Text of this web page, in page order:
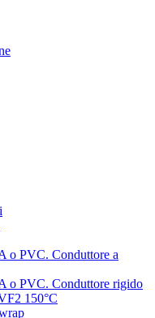
o PVC. Conduttore a
o PVC. Conduttore rigido
150°C